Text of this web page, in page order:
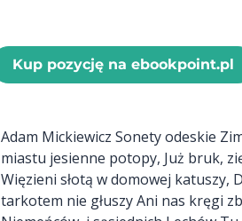
Kup pozycję na ebookpoint.pl
Adam Mickiewicz Sonety odeskie
miastu jesienne potopy, Już bruk,
Więzieni słotą w domowej katuszy,
tarkotem nie głuszy Ani nas kręgi